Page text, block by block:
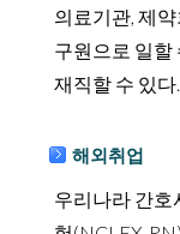
의료기관, 제
구원으로 일할
재직할 수 있다.
해외취업
우리나라 간호